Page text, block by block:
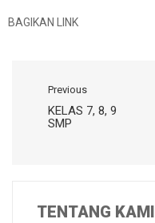
BAGIKAN LINK
Previous
KELAS 7, 8, 9
SMP
TENTANG KAMI